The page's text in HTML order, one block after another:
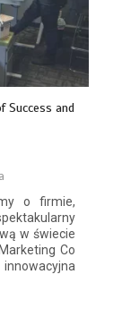
Success and
o firmie,
w świecie
Co